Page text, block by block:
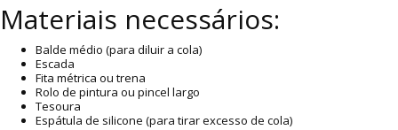
Materiais necessários:
Balde médio (para diluir a cola)
Escada
Fita métrica ou trena
Rolo de pintura ou pincel largo
Tesoura
Espátula de silicone (para tirar excesso de cola)